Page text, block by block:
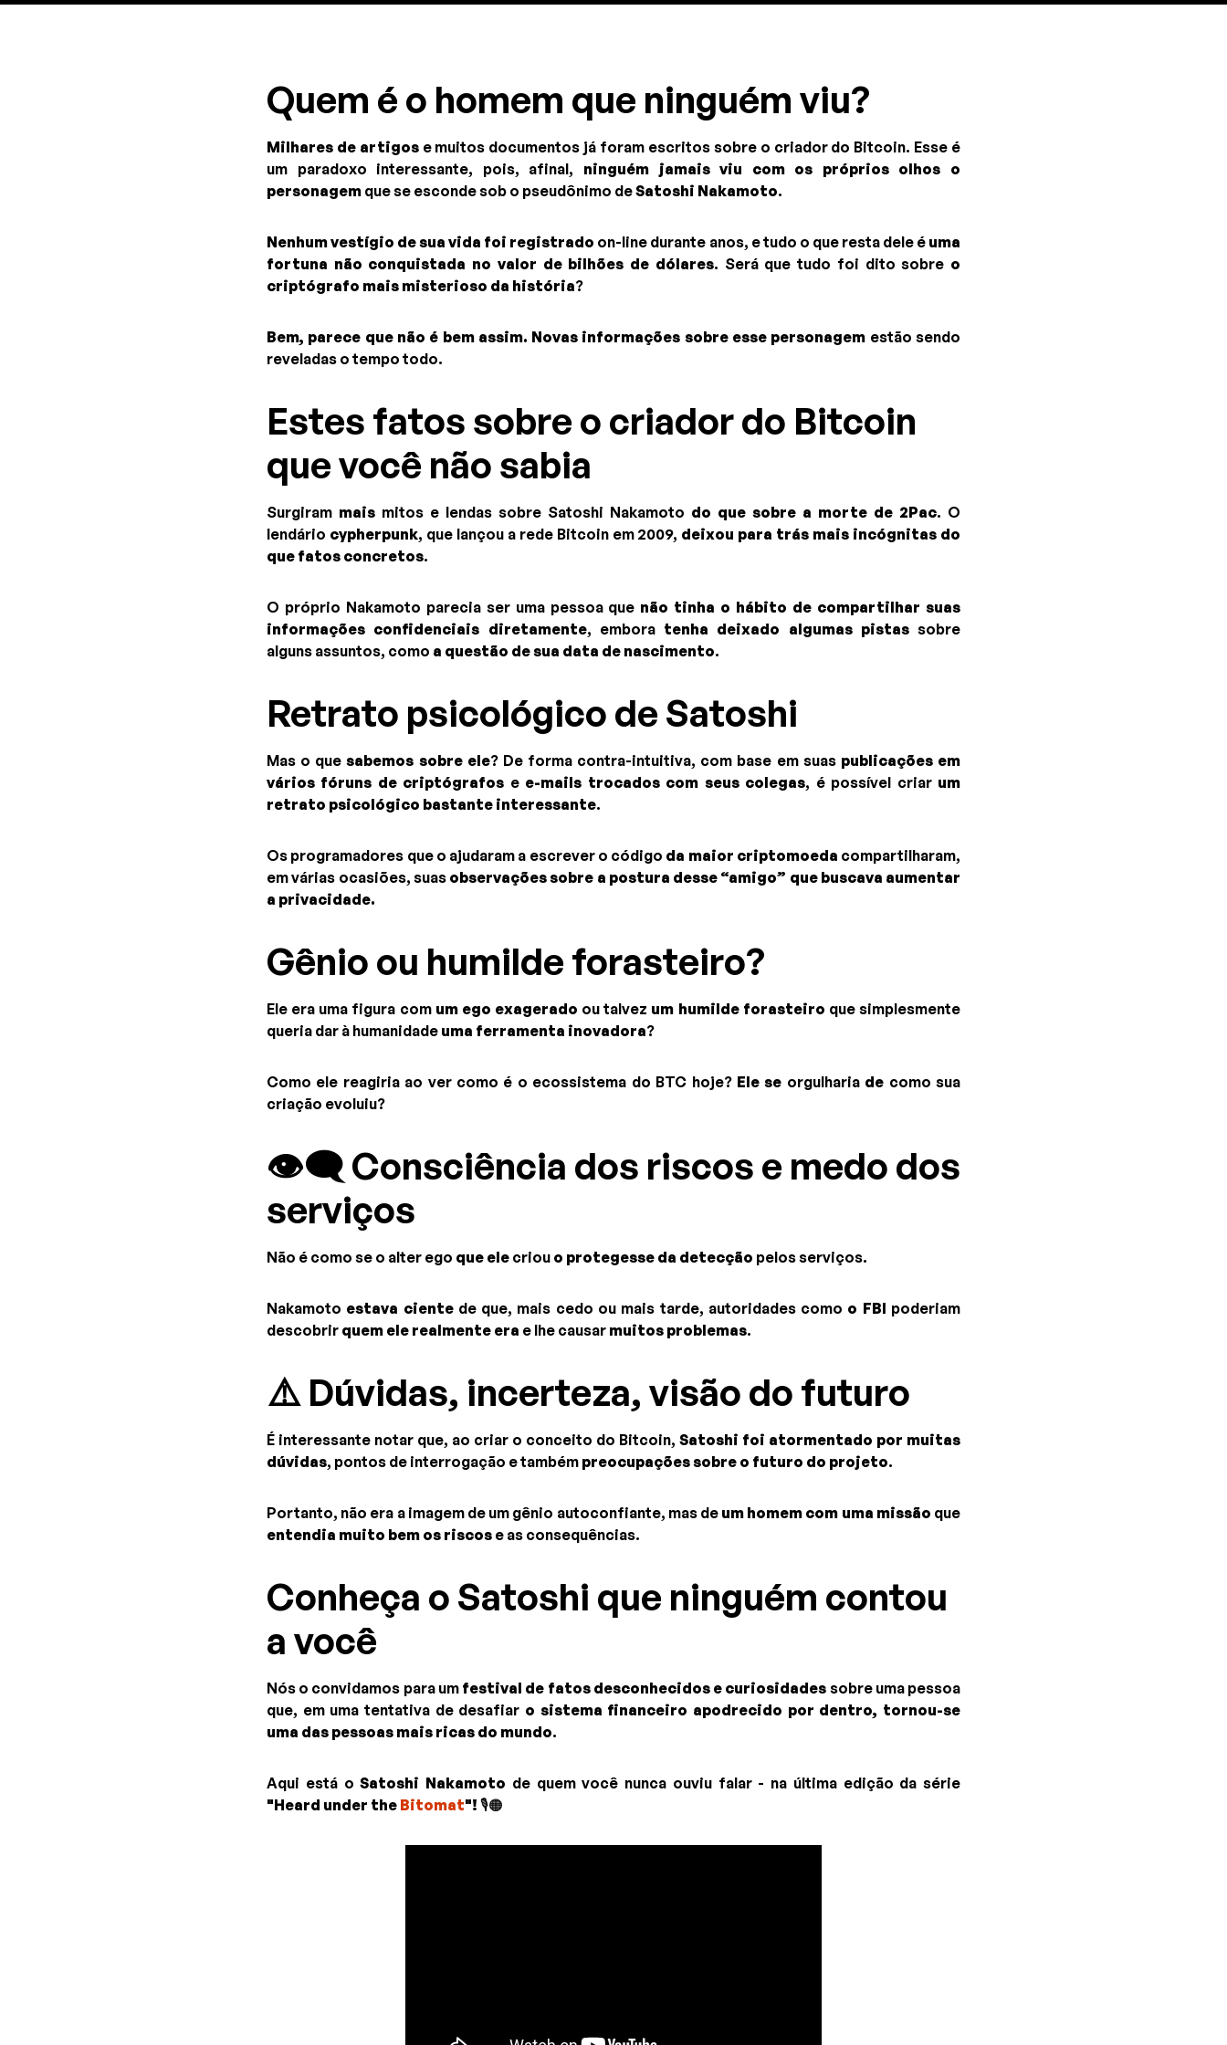
Quem é o homem que ninguém viu?
Milhares de artigose muitos documentos já foram escritos sobre o criador do Bitcoin. Esse é
um paradoxo interessante, pois, afinal, ninguém jamais viu com os próprios olhos o
personagem que se esconde sob o pseudônimo deSatoshi Nakamoto.
Nenhum vestígio de sua vida foi registrado on-line durante anos, e tudo o que resta dele é uma
fortuna não conquistada no valor de bilhões de dólares. Será que tudo foi dito sobre o
criptógrafo mais misterioso da história?
Bem, parece que não é bem assim. Novas informações sobre esse personagem estão sendo
reveladas o tempo todo.
Estes fatos sobre o criador do Bitcoin
que você não sabia
Surgiram mais mitos e lendas sobre Satoshi Nakamoto do que sobre a morte de 2Pac. O
lendário cypherpunk, que lançou a rede Bitcoin em 2009, deixou para trás mais incógnitas do
que fatos concretos.
O próprio Nakamoto parecia ser uma pessoa que não tinha o hábito de compartilhar suas
informações confidenciais diretamente, embora tenha deixado algumas pistassobre
alguns assuntos, como a questão de sua data de nascimento.
Retrato psicológico de Satoshi
Mas o quesabemos sobre ele? De forma contra-intuitiva, com base em suas publicações em
vários fóruns de criptógrafos e e-mails trocados com seus colegas, é possível criar um
retrato psicológico bastante interessante.
Os programadores que o ajudaram a escrever o código da maior criptomoeda compartilharam,
em várias ocasiões, suas observações sobre a postura desse “amigo” que buscava aumentar
a privacidade.
Gênio ou humilde forasteiro?
Ele era uma figura com um ego exagerado ou talvez um humilde forasteiro que simplesmente
queria dar à humanidade uma ferramenta inovadora?
Como ele reagiria ao ver como é o ecossistema do BTC hoje? Ele se orgulharia de como sua
criação evoluiu?
👁️‍🗨️ Consciência dos riscos e medo dos
serviços
Não é como se o alter ego que ele criou o protegesse da detecção pelos serviços.
Nakamoto estava cientede que, mais cedo ou mais tarde, autoridades como o FBI poderiam
descobrir quem ele realmente era e lhe causar muitos problemas.
⚠️ Dúvidas, incerteza, visão do futuro
É interessante notar que, ao criar o conceito do Bitcoin, Satoshi foi atormentado por muitas
dúvidas, pontos de interrogação e também preocupações sobre o futuro do projeto.
Portanto, não era a imagem de um gênio autoconfiante, mas de um homem com uma missão que
entendia muito bem os riscos e as consequências.
Conheça o Satoshi que ninguém contou
a você
Nós o convidamos para um festival de fatos desconhecidos e curiosidades sobre uma pessoa
que, em uma tentativa de desafiar o sistema financeiro apodrecido por dentro, tornou-se
uma das pessoas mais ricas do mundo.
Aqui está oSatoshi Nakamoto de quem você nunca ouviu falar - na última edição da série
"Heard under the Bitomat"! 🎙️🟠